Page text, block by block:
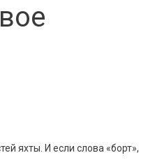
яхты. И если слова «борт»,